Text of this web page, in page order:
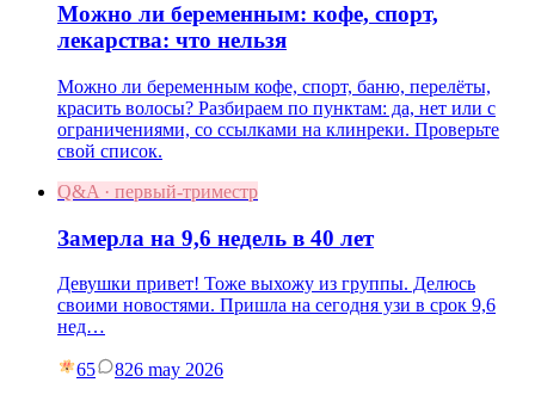
Можно ли беременным: кофе, спорт,
лекарства: что нельзя
Можно ли беременным кофе, спорт, баню, перелёты,
красить волосы? Разбираем по пунктам: да, нет или с
ограничениями, со ссылками на клинреки. Проверьте
свой список.
Q&A · первый-триместр
Замерла на 9,6 недель в 40 лет
Девушки привет! Тоже выхожу из группы. Делюсь
своими новостями. Пришла на сегодня узи в срок 9,6
нед…
65 826 may 2026